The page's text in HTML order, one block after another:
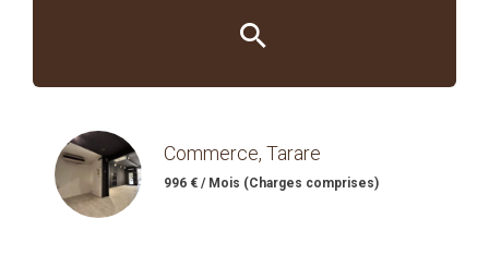
Commerce, Tarare
996 € / Mois (Charges comprises)